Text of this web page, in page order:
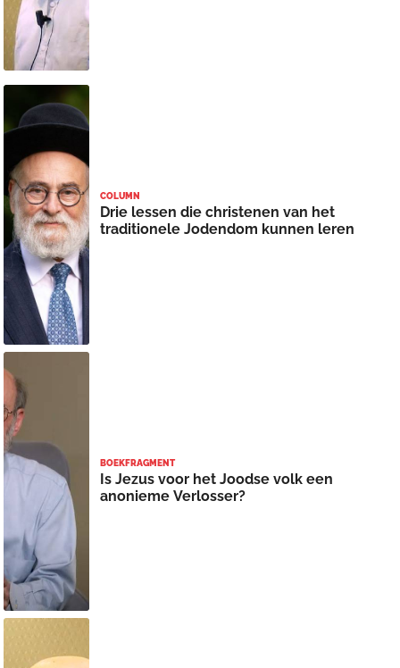
COLUMN
Drie lessen die christenen van het
traditionele Jodendom kunnen leren
BOEKFRAGMENT
Is Jezus voor het Joodse volk een
anonieme Verlosser?